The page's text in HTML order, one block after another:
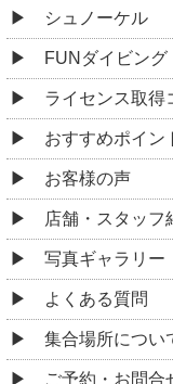
シュノーケル
FUNダイビング
ライセンス取得
おすすめポイン
お客様の声
店舗・スタッフ
写真ギャラリー
よくある質問
集合場所につい
ご予約・お問合